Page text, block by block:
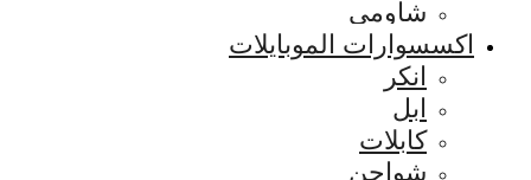
شاومي
اكسسوارات الموبايلات
انكر
ابل
كابلات
شواحن